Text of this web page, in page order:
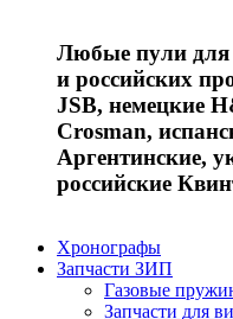
Любые пули для
и российских
JSB, немецкие
Crosman,
Аргентинские,
российские
Хронографы
Запчасти ЗИП
Газовые
Запчасти для